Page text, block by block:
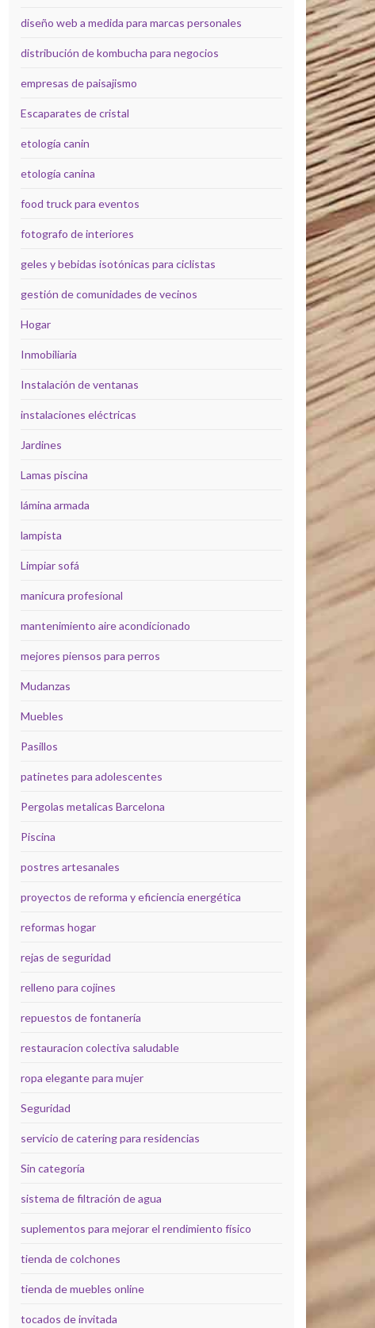
diseño web a medida para marcas personales
distribución de kombucha para negocios
empresas de paisajismo
Escaparates de cristal
etología canin
etología canina
food truck para eventos
fotografo de interiores
geles y bebidas isotónicas para ciclistas
gestión de comunidades de vecinos
Hogar
Inmobiliaria
Instalación de ventanas
instalaciones eléctricas
Jardines
Lamas piscina
lámina armada
lampista
Limpiar sofá
manicura profesional
mantenimiento aire acondicionado
mejores piensos para perros
Mudanzas
Muebles
Pasillos
patinetes para adolescentes
Pergolas metalicas Barcelona
Piscina
postres artesanales
proyectos de reforma y eficiencia energética
reformas hogar
rejas de seguridad
relleno para cojines
repuestos de fontanería
restauracion colectiva saludable
ropa elegante para mujer
Seguridad
servicio de catering para residencias
Sin categoría
sistema de filtración de agua
suplementos para mejorar el rendimiento físico
tienda de colchones
tienda de muebles online
tocados de invitada